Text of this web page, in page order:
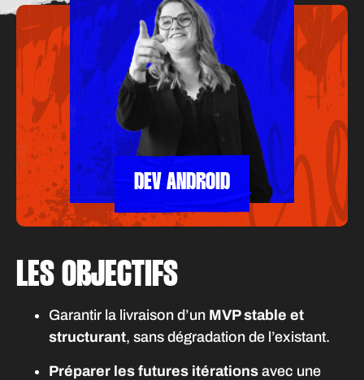
LES OBJECTIFS
Garantir la livraison d’un MVP stable et
structurant, sans dégradation de l’existant.
Préparer les futures itérations avec une
DEV ANDROID